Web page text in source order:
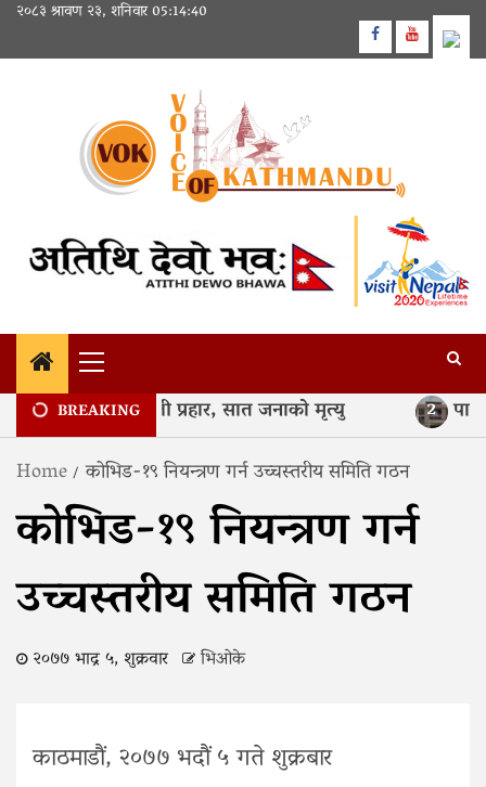
Skip
content
२०८३ श्रावण २३, शनिवार05:14:41
Facebook
Youtube
Primary
Menu
BREAKING
र घरमा गोली प्रहार, सात जनाको मृत्यु 2 पाटन
Home कोभिड-१९ नियन्त्रण गर्न उच्चस्तरीय समिति गठन
कोभिड-१९ नियन्त्रण गर्न
उच्चस्तरीय समिति गठन
२०७७ भाद्र ५, शुक्रवार भिओके
काठमाडौं, २०७७ भदौं ५ गते शुक्रबार